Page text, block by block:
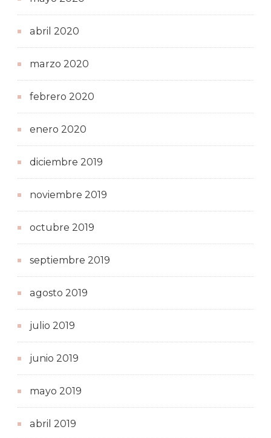
abril 2020
marzo 2020
febrero 2020
enero 2020
diciembre 2019
noviembre 2019
octubre 2019
septiembre 2019
agosto 2019
julio 2019
junio 2019
mayo 2019
abril 2019